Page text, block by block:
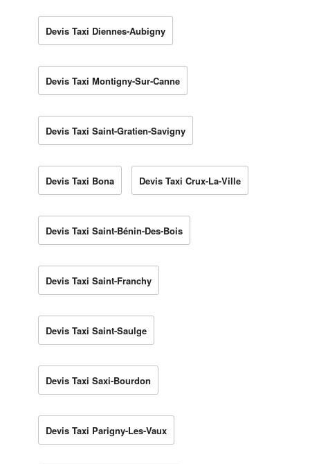
Devis Taxi Diennes-Aubigny
Devis Taxi Montigny-Sur-Canne
Devis Taxi Saint-Gratien-Savigny
Devis Taxi Bona Devis Taxi Crux-La-Ville
Devis Taxi Saint-Bénin-Des-Bois
Devis Taxi Saint-Franchy
Devis Taxi Saint-Saulge
Devis Taxi Saxi-Bourdon
Devis Taxi Parigny-Les-Vaux